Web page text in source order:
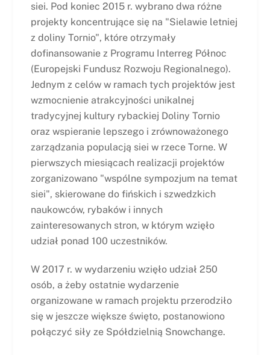
siei. Pod koniec 2015 r. wybrano dwa różne
projekty koncentrujące się na "Sielawie letniej
z doliny Tornio", które otrzymały
dofinansowanie z Programu Interreg Północ
(Europejski Fundusz Rozwoju Regionalnego).
Jednym z celów w ramach tych projektów jest
wzmocnienie atrakcyjności unikalnej
tradycyjnej kultury rybackiej Doliny Tornio
oraz wspieranie lepszego i zrównoważonego
zarządzania populacją siei w rzece Torne. W
pierwszych miesiącach realizacji projektów
zorganizowano "wspólne sympozjum na temat
siei", skierowane do fińskich i szwedzkich
naukowców, rybaków i innych
zainteresowanych stron, w którym wzięło
udział ponad 100 uczestników.
W 2017 r. w wydarzeniu wzięło udział 250
osób, a żeby ostatnie wydarzenie
organizowane w ramach projektu przerodziło
się w jeszcze większe święto, postanowiono
połączyć siły ze Spółdzielnią Snowchange.